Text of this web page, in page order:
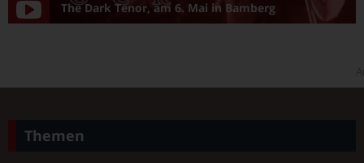
The Dark Tenor, am 6. Mai in Bamberg
Themen